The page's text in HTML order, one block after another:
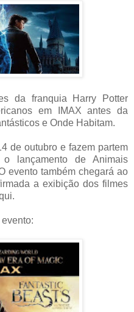
da franquia Harry Potter
em IMAX antes da
e Onde Habitam.
de outubro e fazem partem
lançamento de Animais
evento também chegará ao
a exibição dos filmes